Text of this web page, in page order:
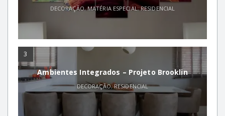
DECORAÇÃO,MATÉRIA ESPECIAL,RESIDENCIAL
3
Ambientes Integrados – Projeto Brooklin
DECORAÇÃO,RESIDENCIAL